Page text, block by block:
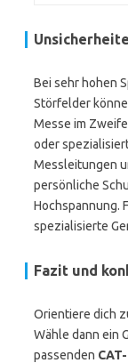
Bei sehr hohen
Störfelder
Messe im
oder
Messleitungen
persönliche
Hochspannung.
spezialisierte
Fazit und
Orientiere dich
Wähle dann ein
passenden